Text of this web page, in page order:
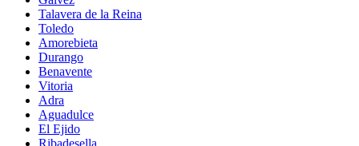
Talavera de la Reina
Toledo
Amorebieta
Durango
Benavente
Vitoria
Adra
Aguadulce
El Ejido
Ribadesella